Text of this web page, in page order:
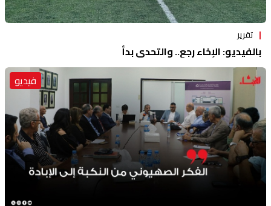
تقرير
بالفيديو: الإخاء رجع.. والتحدي بدأ
فيديو